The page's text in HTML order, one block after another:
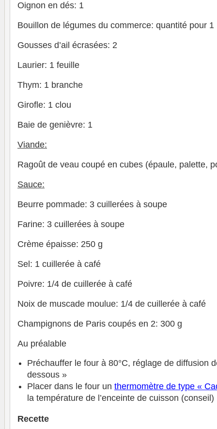
Oignon en dés: 1
Bouillon de légumes du commerce: quantité pour 1
Gousses d’ail écrasées: 2
Laurier: 1 feuille
Thym: 1 branche
Girofle: 1 clou
Baie de genièvre: 1
Viande:
Ragoût de veau coupé en cubes (épaule, palette,
Sauce:
Beurre pommade: 3 cuillerées à soupe
Farine: 3 cuillerées à soupe
Crème épaisse: 250 g
Sel: 1 cuillerée à café
Poivre: 1/4 de cuillerée à café
Noix de muscade moulue: 1/4 de cuillerée à café
Champignons de Paris coupés en 2: 300 g
Au préalable
Préchauffer le four à 80°C, réglage de diffusion
dessous »
Placer dans le four un thermomètre de type «
la température de l’enceinte de cuisson (conseil)
Recette